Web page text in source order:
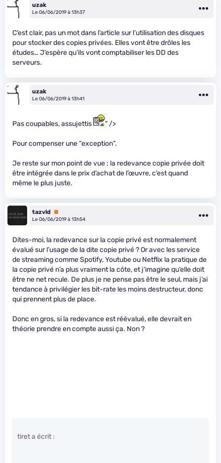
uzak
Le 06/06/2019 à 13h37
C’est clair, pas un mot dans l’article sur l’utilisation des disques
pour stocker des copies privées. Elles vont être drôles les
études… J’espère qu’ils vont comptabiliser les DD des
serveurs.
uzak
Le 06/06/2019 à 13h41
Pas coupables, assujettis " />
Pour compenser une “exception”.
Je reste sur mon point de vue : la redevance copie privée doit
être intégrée dans le prix d’achat de l’œuvre, c’est quand
même le plus juste.
tazvld
Premium
Le 06/06/2019 à 13h54
Dites-moi, la redevance sur la copie privé est normalement
évalué sur l’usage de la dite copie privé ? Or avec les service
de streaming comme Spotify, Youtube ou Netflix la pratique de
la copie privé n’a plus vraiment la côte, et j’imagine qu’elle doit
être ne net recule. De plus je ne pense pas être le seul, mais j’ai
tendance à privilégier les bit-rate les moins destructeur, donc
qui prennent plus de place.
Donc en gros, si la redevance est réévalué, elle devrait en
théorie prendre en compte aussi ça. Non ?
tiret a écrit :